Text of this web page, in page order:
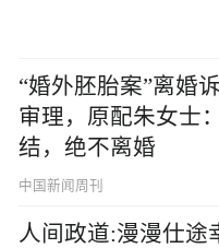
“婚外胚胎案”离婚
审理，原配朱女士
结，绝不离婚
中国新闻周刊
人间政道:漫漫仕途